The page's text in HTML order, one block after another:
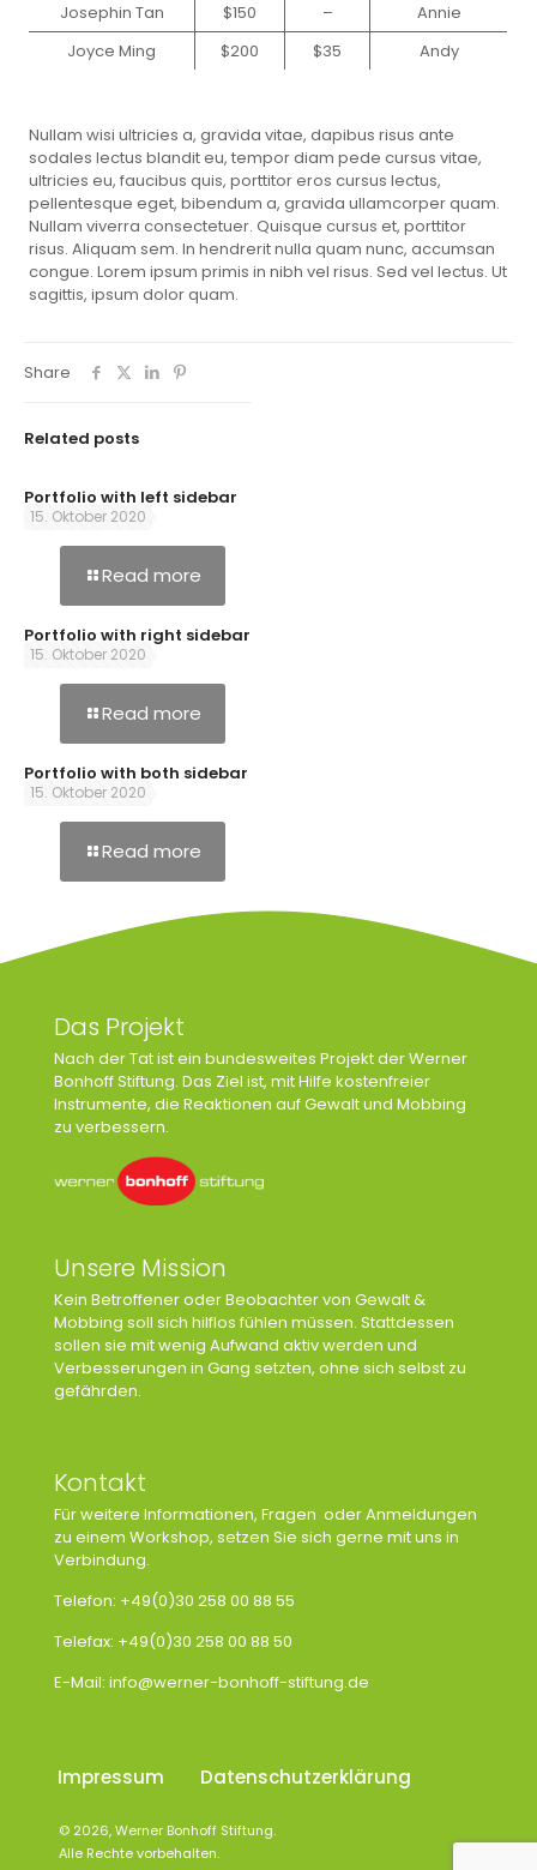
Josephin Tan
$150 –
Annie
Joyce Ming
$200 $35 Andy
Nullam wisi ultricies a, gravida vitae, dapibus risus ante
sodales lectus blandit eu, tempor diam pede cursus vitae,
ultricies eu, faucibus quis, porttitor eros cursus lectus,
pellentesque eget, bibendum a, gravida ullamcorper quam.
Nullam viverra consectetuer. Quisque cursus et, porttitor
risus. Aliquam sem. In hendrerit nulla quam nunc, accumsan
congue. Lorem ipsum primis in nibh vel risus. Sed vel lectus. Ut
sagittis, ipsum dolor quam.
Share
Related posts
15. Oktober 2020
Portfolio with left sidebar
Read more
15. Oktober 2020
Portfolio with right sidebar
Read more
15. Oktober 2020
Portfolio with both sidebar
Read more
Das Projekt
Nach der Tat ist ein bundesweites Projekt der Werner
Bonhoff Stiftung. Das Ziel ist, mit Hilfe kostenfreier
Instrumente, die Reaktionen auf Gewalt und Mobbing
zu verbessern.
Unsere Mission
Kein Betroffener oder Beobachter von Gewalt &
Mobbing soll sich hilflos fühlen müssen. Stattdessen
sollen sie mit wenig Aufwand aktiv werden und
Verbesserungen in Gang setzten, ohne sich selbst zu
gefährden.
Kontakt
Für weitere Informationen, Fragen oder Anmeldungen
zu einem Workshop, setzen Sie sich gerne mit uns in
Verbindung.
Telefon: +49(0)30 258 00 88 55
Telefax: +49(0)30 258 00 88 50
E-Mail: info@werner-bonhoff-stiftung.de
© 2026, Werner Bonhoff Stiftung.
Alle Rechte vorbehalten.
Impressum Datenschutzerklärung